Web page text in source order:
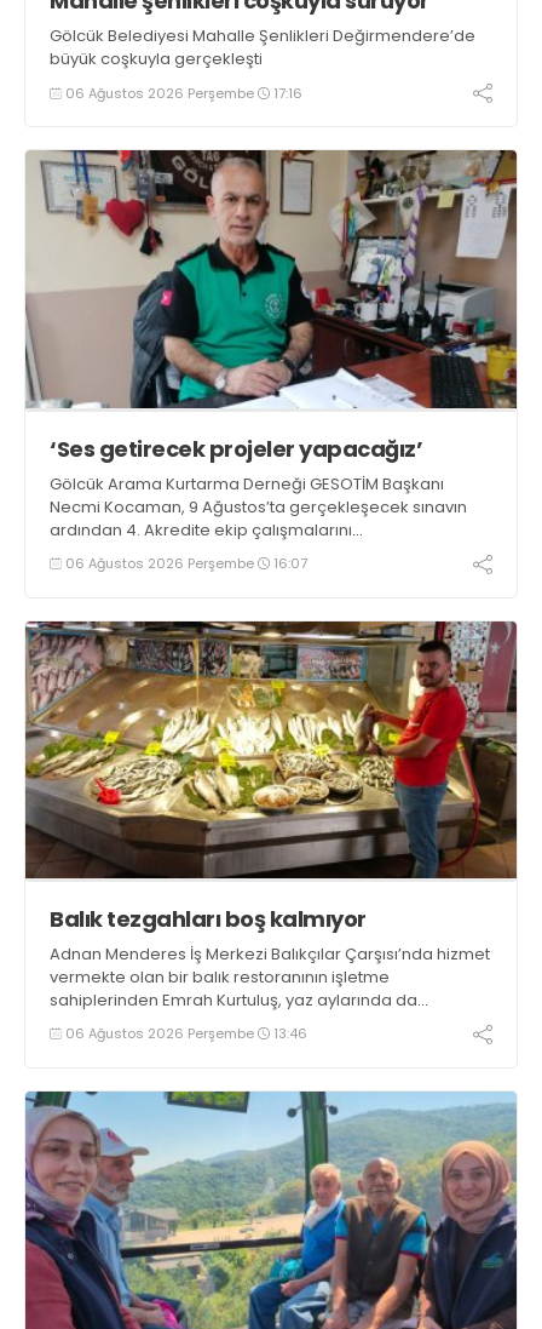
Gölcük Belediyesi Mahalle Şenlikleri Değirmendere’de
büyük coşkuyla gerçekleşti
06 Ağustos 2026 Perşembe 17:16
‘Ses getirecek projeler yapacağız’
Gölcük Arama Kurtarma Derneği GESOTİM Başkanı
Necmi Kocaman, 9 Ağustos’ta gerçekleşecek sınavın
ardından 4. Akredite ekip çalışmalarını
tamamlayacaklarını ifade ederek açıklamalarda
bulundu. Kocaman, “Gölcük’te ve Kocaeli genelinde ses
06 Ağustos 2026 Perşembe 16:07
Balık tezgahları boş kalmıyor
Adnan Menderes İş Merkezi Balıkçılar Çarşısı’nda hizmet
vermekte olan bir balık restoranının işletme
sahiplerinden Emrah Kurtuluş, yaz aylarında da
tezgahlarda taze balık bulunduğunu ifade ederek “Yıl
boyunca tezgahlarda taze balık bulmak mümkün
06 Ağustos 2026 Perşembe 13:46